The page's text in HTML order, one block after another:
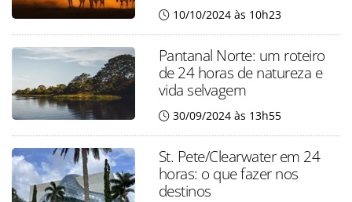
10/10/2024 às 10h23
Pantanal Norte: um roteiro
de 24 horas de natureza e
vida selvagem
30/09/2024 às 13h55
St. Pete/Clearwater em 24
horas: o que fazer nos
destinos